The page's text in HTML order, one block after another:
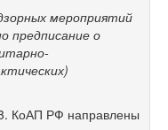
мероприятий
предписание о
КоАП РФ направлены